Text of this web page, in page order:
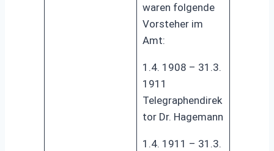
waren folgende
Vorsteher im
Amt:
1.4. 1908 – 31.3.
1911
Telegraphendirek
tor Dr. Hagemann
1.4. 1911 – 31.3.